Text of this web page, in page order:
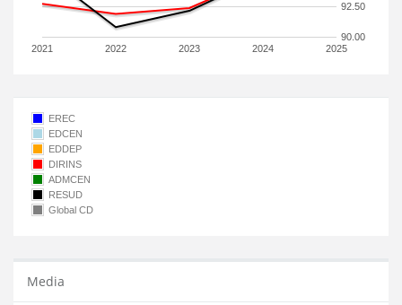
2021 2022 2023 2024 2025
90.00
92.50
EREC
EDCEN
EDDEP
DIRINS
ADMCEN
RESUD
Global CD
Media